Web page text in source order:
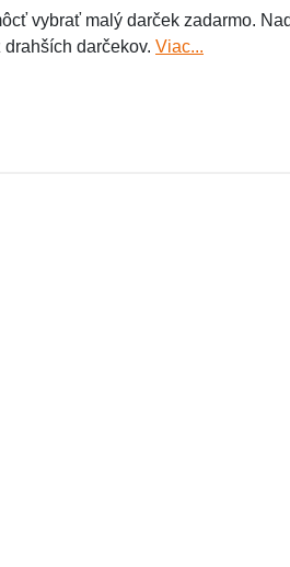
vybrať malý darček zadarmo.
darčekov. Viac...